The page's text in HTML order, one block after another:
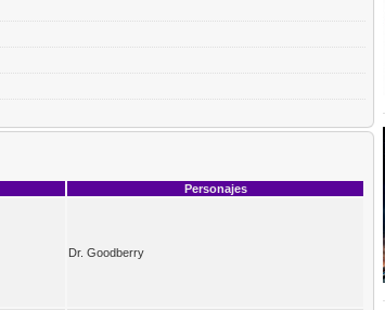
Personajes
Dr. Goodberry